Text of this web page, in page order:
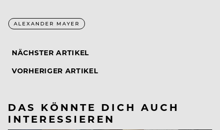
ALEXANDER MAYER
NÄCHSTER ARTIKEL
VORHERIGER ARTIKEL
DAS KÖNNTE DICH AUCH
INTERESSIEREN